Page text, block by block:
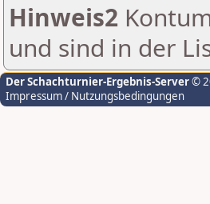
Hinweis2
und sind in der
Der Schachturnier-Ergebnis-Server©
Impressum / Nutzungsbedingungen